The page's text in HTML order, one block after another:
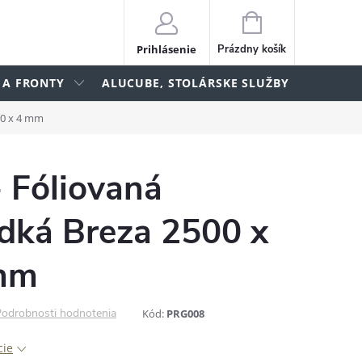
Prihlásenie
NÁKUPNÝ
KOŠÍK
Prázdny košík
FRONTY ALUCUBE, STOLÁRSKE SLUŽBY
x 4 mm
Breza 2500 x
hodnotenia Kód: PRG008